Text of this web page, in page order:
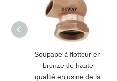
Soupape à flotteur en
bronze de haute
qualité en usine de la